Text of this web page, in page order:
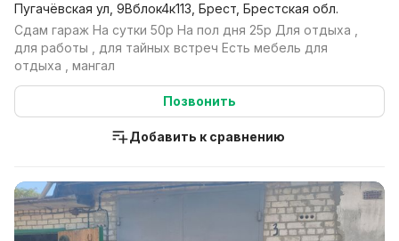
Пугачёвская ул, 9Вблок4к113, Брест, Брестская обл.
Сдам гараж На сутки 50р На пол дня 25р Для отдыха ,
для работы , для тайных встреч Есть мебель для
отдыха , мангал
Позвонить
Добавить к сравнению